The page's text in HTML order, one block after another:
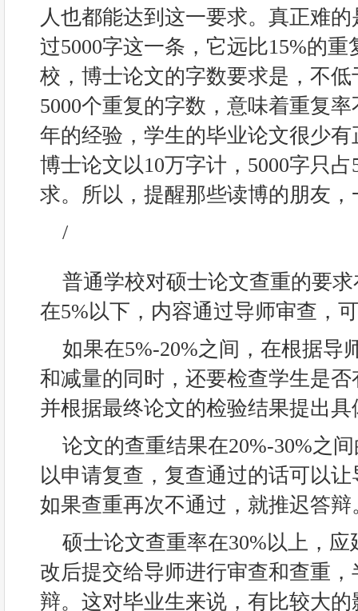
人也都能达到这一要求。真正难
过5000字这一条，它远比15%的
校，博士论文的字数要求是，不
5000个重复的字数，意味着重复
年的经验，学生的毕业论文很少
博士论文以10万字计，5000字只
求。所以，提醒那些读博的朋友
/
普通学校对硕士论文查重的要
在5%以下，内容通过导师审查，
如果在5%-20%之间，在根据导
和减量的同时，还要检查学生是
并根据最终论文的检验结果提出
论文的查重结果在20%-30%之
以申请复查，复查通过的话可以
如果查重再次不通过，就推迟答辩
硕士论文查重率在30%以上，
改后提交给导师进行审查和查重
辩。这对毕业生来说，有比较大